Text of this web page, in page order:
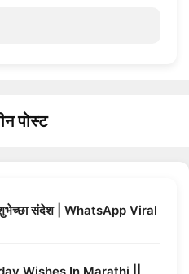
पोस्ट
संदेश | WhatsApp Viral